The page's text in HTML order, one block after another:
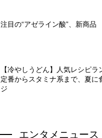
注目の“アゼライン酸”、新商品
【冷やしうどん】人気レシピラ
定番からスタミナ系まで、夏に
ジ
エンタメニュース